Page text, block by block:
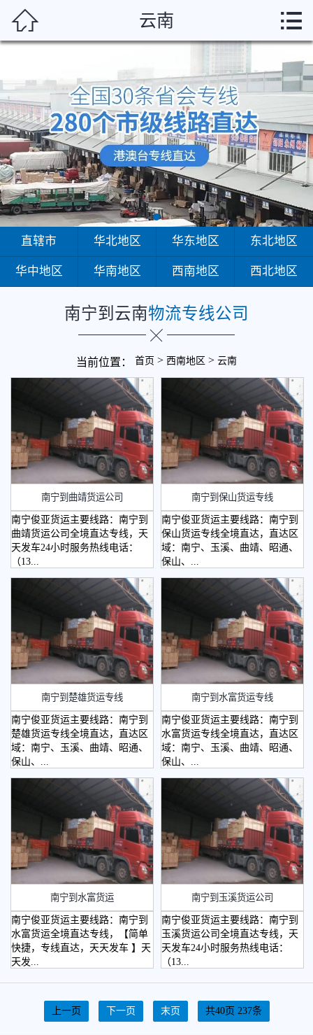
南 华北地区
华东地区
东北地区
华中地区
华南地区
西南地区
西北地区
 云南 
直辖市 华北地区 华东地区 东北地区
华中地区 华南地区 西南地区 西北地区
南宁到云南物流专线公司
当前位置： 首页 > 西南地区 > 云南
南宁到曲靖货运公司
南宁俊亚货运主要线路：南宁到
曲靖货运公司全境直达专线，天
天发车24小时服务热线电话：
（13...
南宁到保山货运专线
南宁俊亚货运主要线路：南宁到
保山货运专线全境直达，直达区
域：南宁、玉溪、曲靖、昭通、
保山、...
南宁到楚雄货运专线
南宁俊亚货运主要线路：南宁到
楚雄货运专线全境直达，直达区
域：南宁、玉溪、曲靖、昭通、
保山、...
南宁到水富货运专线
南宁俊亚货运主要线路：南宁到
水富货运专线全境直达，直达区
域：南宁、玉溪、曲靖、昭通、
保山、...
南宁到水富货运
南宁俊亚货运主要线路：南宁到
水富货运全境直达专线，【简单
快捷，专线直达，天天发车 】天
天发...
南宁到玉溪货运公司
南宁俊亚货运主要线路：南宁到
玉溪货运公司全境直达专线，天
天发车24小时服务热线电话：
（13...
上一页 下一页 末页 共40页 237条